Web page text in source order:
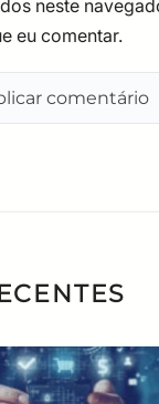
neste
eu comentar.